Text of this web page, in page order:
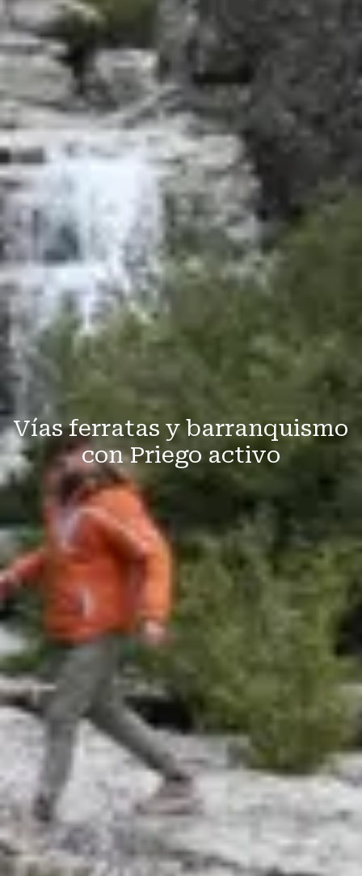
Vías ferratas y barranquismo
con Priego activo